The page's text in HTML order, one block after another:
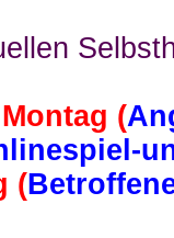
Montag (
(